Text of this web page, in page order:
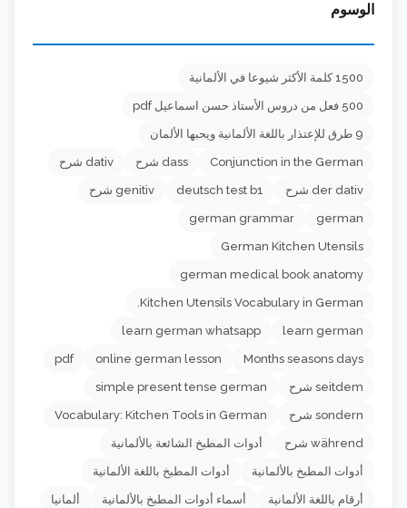
الوسوم
1500 كلمة الأكثر شيوعا في الألمانية
500 فعل من دروس الأستاذ حسن اسماعيل pdf
9 طرق للإعتذار باللغة الألمانية ويحبها الألمان
Conjunction in the German dass شرح dativ شرح
der dativ شرح deutsch test b1 genitiv شرح
german
german grammar
German Kitchen Utensils
german medical book anatomy
Kitchen Utensils Vocabulary in German.
learn german
learn german whatsapp
Months seasons days
online german lesson
pdf
seitdem شرح simple present tense german
sondern شرح Vocabulary: Kitchen Tools in German
während شرح أدوات المطبخ الشائعة بالألمانية
أدوات المطبخ بالألمانية أدوات المطبخ باللغة الألمانية
أرقام باللغة الألمانية أسماء أدوات المطبخ بالألمانية ألمانيا